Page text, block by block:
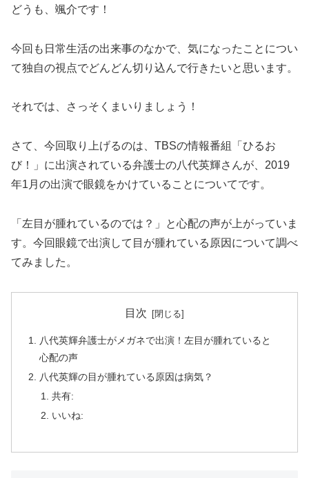
どうも、颯介です！
今回も日常生活の出来事のなかで、気になったことについ
て独自の視点でどんどん切り込んで行きたいと思います。
それでは、さっそくまいりましょう！
さて、今回取り上げるのは、TBSの情報番組「ひるお
び！」に出演されている弁護士の八代英輝さんが、2019
年1月の出演で眼鏡をかけていることについてです。
「左目が腫れているのでは？」と心配の声が上がっていま
す。今回眼鏡で出演して目が腫れている原因について調べ
てみました。
目次
八代英輝弁護士がメガネで出演！左目が腫れていると
心配の声
八代英輝の目が腫れている原因は病気？
共有:
いいね: